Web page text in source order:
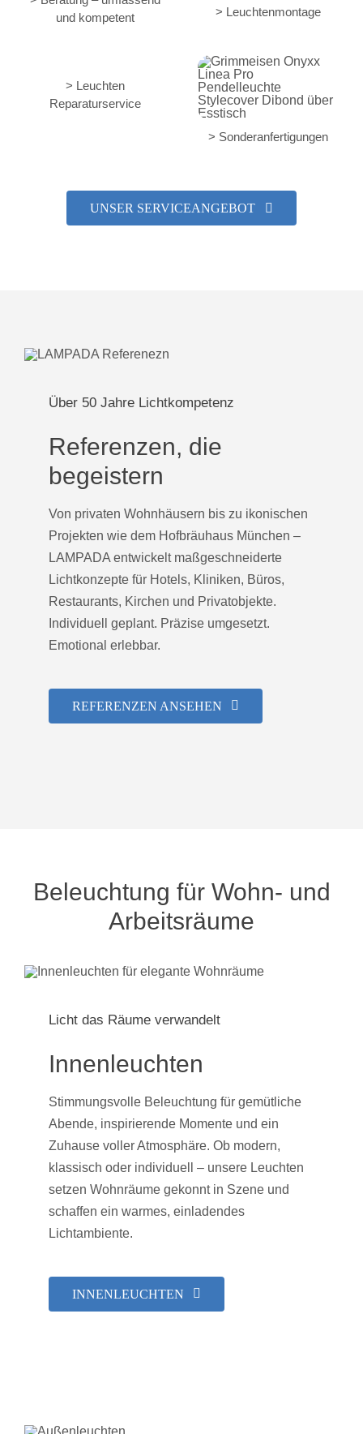
und kompetent
> Leuchtenmontage
> Leuchten
Reparaturservice
> Sonderanfertigungen
UNSER SERVICEANGEBOT
Über 50 Jahre Lichtkompetenz
Referenzen, die
begeistern
Von privaten Wohnhäusern bis zu ikonischen
Projekten wie dem Hofbräuhaus München –
LAMPADA entwickelt maßgeschneiderte
Lichtkonzepte für Hotels, Kliniken, Büros,
Restaurants, Kirchen und Privatobjekte.
Individuell geplant. Präzise umgesetzt.
Emotional erlebbar.
REFERENZEN ANSEHEN
Beleuchtung für Wohn- und
Arbeitsräume
Licht das Räume verwandelt
Innenleuchten
Stimmungsvolle Beleuchtung für gemütliche
Abende, inspirierende Momente und ein
Zuhause voller Atmosphäre. Ob modern,
klassisch oder individuell – unsere Leuchten
setzen Wohnräume gekonnt in Szene und
schaffen ein warmes, einladendes
Lichtambiente.
INNENLEUCHTEN